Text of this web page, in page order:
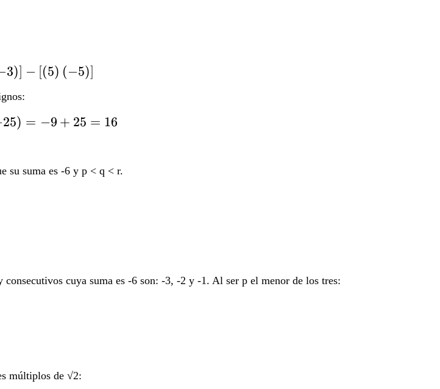
\left[\left(3\right)\left(-3\right)\right]-[\left(5\right)\left(-5\right)]
3)] − [(5) (−5)]
\left(-9\right)-\left(-25\right)=-9+25=16
25) = −9 + 25 = 16
su suma es -6 y p < q < r.
cuya suma es -6 son: -3, -2 y -1. Al ser p el menor de los tres:
múltiplos de √2: